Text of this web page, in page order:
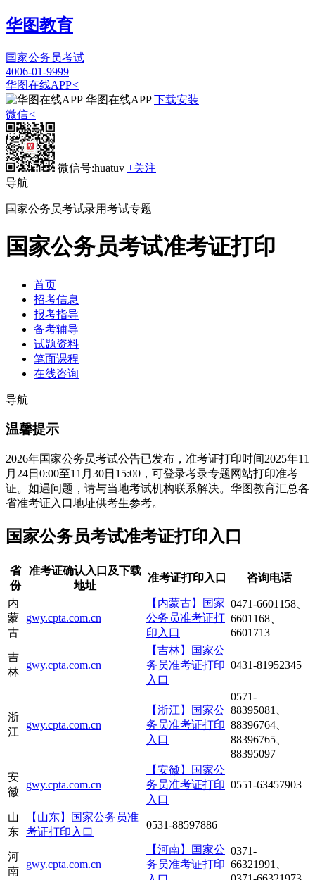
华图教育
国家公务员考试
4006-01-9999
华图在线APP<
华图在线APP 下载安装
微信<
微信号:huatuv +关注
导航
国家公务员考试录用考试专题
国家公务员考试准考证打印
首页
招考信息
报考指导
备考辅导
试题资料
笔面课程
在线咨询
导航
温馨提示
2026年国家公务员考试公告已发布，准考证打印时间2025年11
月24日0:00至11月30日15:00，可登录考录专题网站打印准考
证。如遇问题，请与当地考试机构联系解决。华图教育汇总各
省准考证入口地址供考生参考。
国家公务员考试准考证打印入口
省
份
准考证确认入口及下载
地址
准考证打印入口 咨询电话
内
蒙
古
gwy.cpta.com.cn
【内蒙古】国家
公务员准考证打
印入口
0471-6601158、
6601168、
6601713
吉
林
gwy.cpta.com.cn
【吉林】国家公
务员准考证打印
入口
0431-81952345
浙
江
gwy.cpta.com.cn
【浙江】国家公
务员准考证打印
入口
0571-
88395081、
88396764、
88396765、
88395097
安
徽
gwy.cpta.com.cn
【安徽】国家公
务员准考证打印
入口
0551-63457903
山
东
【山东】国家公务员准
考证打印入口
0531-88597886
河
南
gwy.cpta.com.cn
【河南】国家公
务员准考证打印
0371-
66321991、